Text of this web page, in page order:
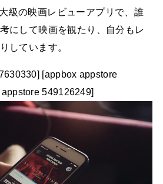
級の映画レビューアプリで、誰
にして映画を観たり、自分もレ
しています。
[appbox appstore
549126249]